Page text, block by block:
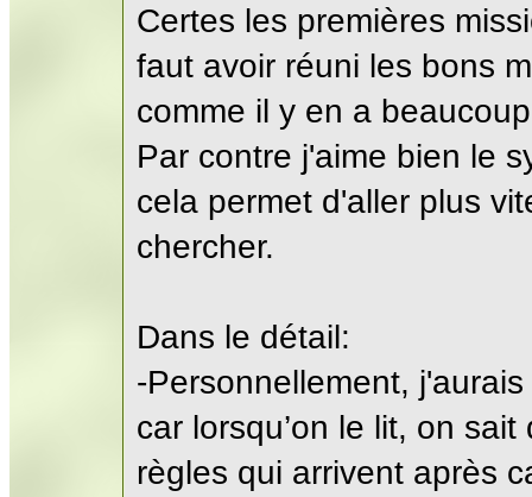
Certes les premières
faut avoir réuni les bons
comme il y en a
Par contre j'aime bien le
cela permet d'aller plus
chercher.
Dans le détail:
-Personnellement,
car lorsqu’on le lit, on
règles qui arrivent après